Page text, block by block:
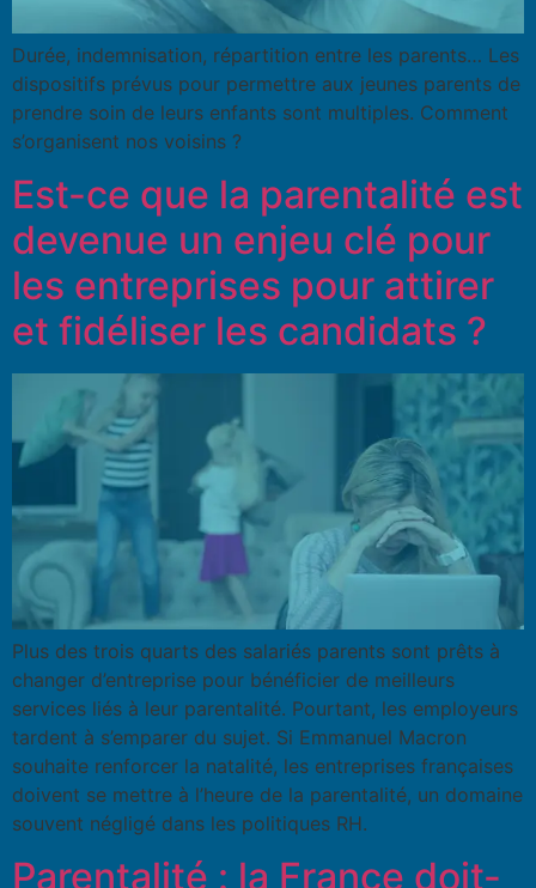
Durée, indemnisation, répartition entre les parents… Les
dispositifs prévus pour permettre aux jeunes parents de
prendre soin de leurs enfants sont multiples. Comment
s’organisent nos voisins ?
Est-ce que la parentalité est
devenue un enjeu clé pour
les entreprises pour attirer
et fidéliser les candidats ?
Plus des trois quarts des salariés parents sont prêts à
changer d’entreprise pour bénéficier de meilleurs
services liés à leur parentalité. Pourtant, les employeurs
tardent à s’emparer du sujet. Si Emmanuel Macron
souhaite renforcer la natalité, les entreprises françaises
doivent se mettre à l’heure de la parentalité, un domaine
souvent négligé dans les politiques RH.
Parentalité : la France doit-